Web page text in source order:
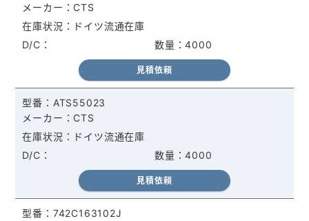
CTS
4000
ドイツ流通在庫
見積依頼
ATS55023
CTS
4000
ドイツ流通在庫
見積依頼
742C163102J